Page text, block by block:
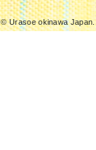
© Urasoe okinawa Japan.